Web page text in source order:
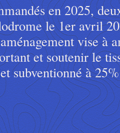
en 2025,
le 1er avril
vise à
et soutenir le
subventionné à